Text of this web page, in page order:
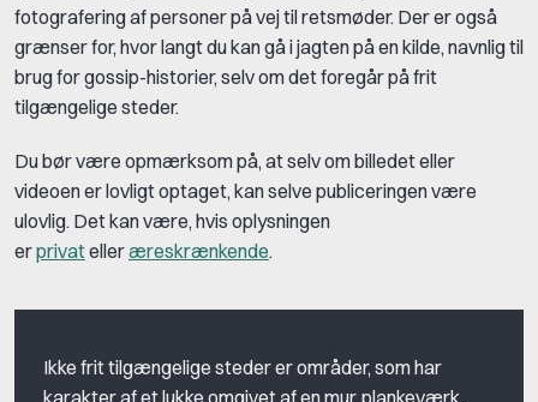
fotografering af personer på vej til retsmøder. Der er også
grænser for, hvor langt du kan gå i jagten på en kilde, navnlig til
brug for gossip-historier, selv om det foregår på frit
tilgængelige steder.
Du bør være opmærksom på, at selv om billedet eller
videoen er lovligt optaget, kan selve publiceringen være
ulovlig. Det kan være, hvis oplysningen
erprivatelleræreskrænkende.
Ikke frit tilgængelige steder er områder, som har
karakter af et lukke omgivet af en mur, plankeværk,